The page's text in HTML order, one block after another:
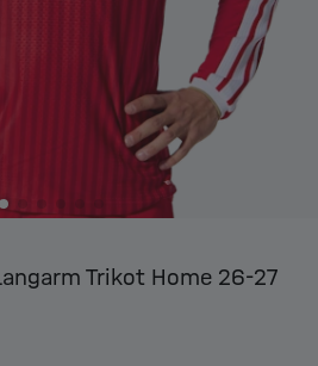
Trikot Home 26-27